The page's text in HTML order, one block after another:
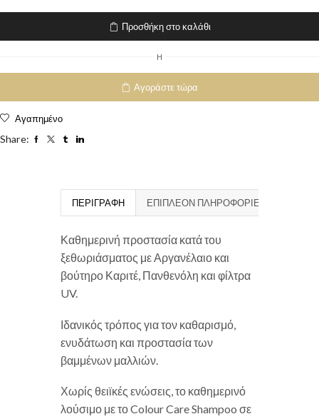
Προσθήκη στο καλάθι
H
Αγοράστε τώρα
Αγαπημένο
Share:
ΠΕΡΙΓΡΑΦΉ ΕΠΙΠΛΈΟΝ ΠΛΗΡΟΦΟΡΊΕΣ
Καθημερινή προστασία κατά του
ξεθωριάσματος με Αργανέλαιο και
βούτηρο Καριτέ, Πανθενόλη και φίλτρα
UV.
Ιδανικός τρόπος για τον καθαρισμό,
ενυδάτωση και προστασία των
βαμμένων μαλλιών.
Χωρίς θειϊκές ενώσεις, το καθημερινό
λούσιμο με το Colour Care Shampoo σε